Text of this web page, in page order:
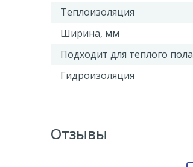
Теплоизоляция
Ширина, мм
Подходит для теплого пола
Гидроизоляция
Отзывы